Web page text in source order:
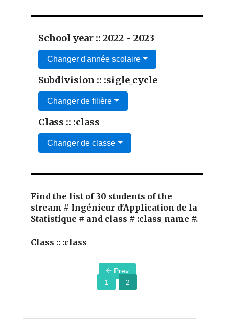
School year :: 2022 - 2023
Changer d'année scolaire
Subdivision :: :sigle_cycle
Changer de filière
Class :: :class
Changer de classe
Find the list of 30 students of the
stream # Ingénieur d'Application de la
Statistique # and class # :class_name #.
Class :: :class
Prev
1
2